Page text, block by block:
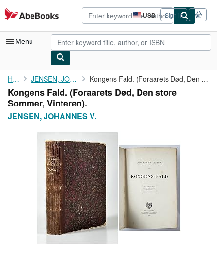
Skip to main content
AbeBooks.com USD
Site
shopping
preferences
Sign in
Menu
My Account
My Purchases
Advanced Search
Art & Collectibles
Home JENSEN, JOHANNES V. Kongens Fald. (Foraarets Død, Den store Sommer, Vinteren).
Kongens Fald. (Foraarets Død, Den store
Sommer, Vinteren).
JENSEN, JOHANNES V.